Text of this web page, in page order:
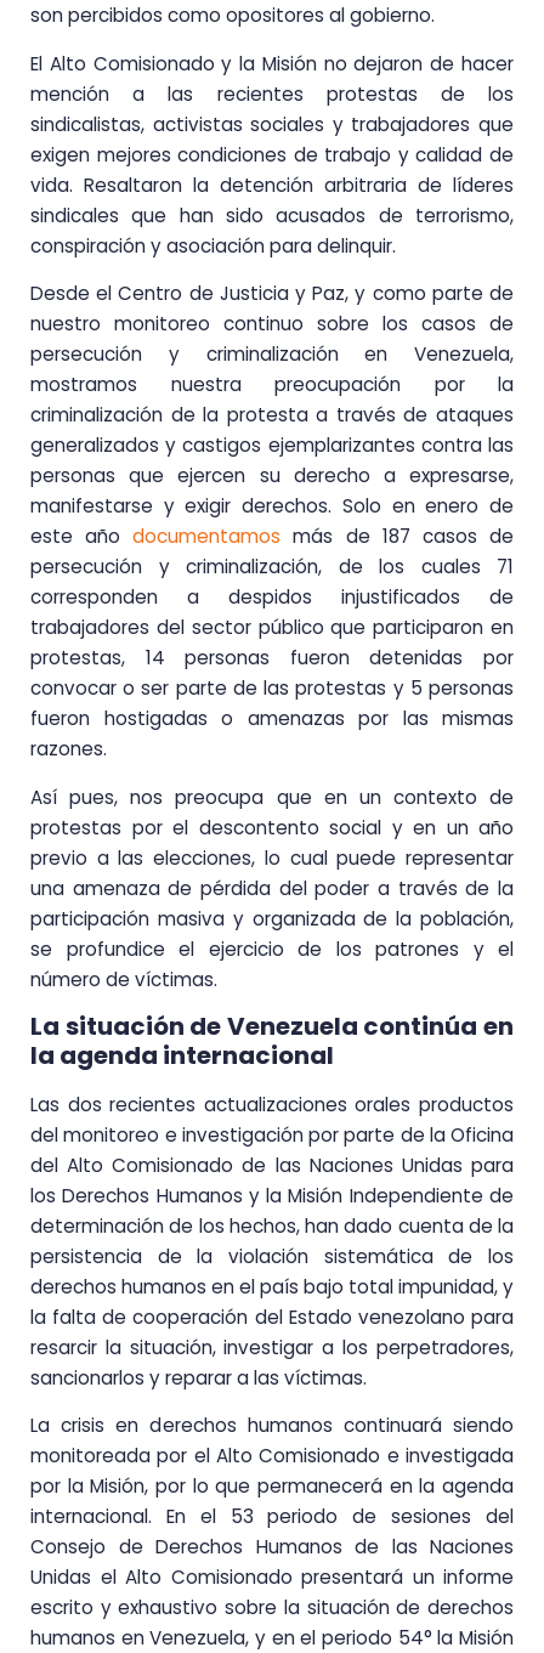
son percibidos como opositores al gobierno.
El Alto Comisionado y la Misión no dejaron de hacer
mención a las recientes protestas de los
sindicalistas, activistas sociales y trabajadores que
exigen mejores condiciones de trabajo y calidad de
vida. Resaltaron la detención arbitraria de líderes
sindicales que han sido acusados de terrorismo,
conspiración y asociación para delinquir.
Desde el Centro de Justicia y Paz, y como parte de
nuestro monitoreo continuo sobre los casos de
persecución y criminalización en Venezuela,
mostramos nuestra preocupación por la
criminalización de la protesta a través de ataques
generalizados y castigos ejemplarizantes contra las
personas que ejercen su derecho a expresarse,
manifestarse y exigir derechos. Solo en enero de
este añodocumentamos más de 187 casos de
persecución y criminalización, de los cuales 71
corresponden a despidos injustificados de
trabajadores del sector público que participaron en
protestas, 14 personas fueron detenidas por
convocar o ser parte de las protestas y 5 personas
fueron hostigadas o amenazas por las mismas
razones.
Así pues, nos preocupa que en un contexto de
protestas por el descontento social y en un año
previo a las elecciones, lo cual puede representar
una amenaza de pérdida del poder a través de la
participación masiva y organizada de la población,
se profundice el ejercicio de los patrones y el
número de víctimas.
La situación de Venezuela continúa en
la agenda internacional
Las dos recientes actualizaciones orales productos
del monitoreo e investigación por parte de la Oficina
del Alto Comisionado de las Naciones Unidas para
los Derechos Humanos y la Misión Independiente de
determinación de los hechos, han dado cuenta de la
persistencia de la violación sistemática de los
derechos humanos en el país bajo total impunidad, y
la falta de cooperación del Estado venezolano para
resarcir la situación, investigar a los perpetradores,
sancionarlos y reparar a las víctimas.
La crisis en derechos humanos continuará siendo
monitoreada por el Alto Comisionado e investigada
por la Misión, por lo que permanecerá en la agenda
internacional. En el 53 periodo de sesiones del
Consejo de Derechos Humanos de las Naciones
Unidas el Alto Comisionado presentará un informe
escrito y exhaustivo sobre la situación de derechos
humanos en Venezuela, y en el periodo 54° la Misión